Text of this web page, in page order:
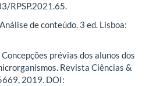
RPSP.2021.65.
de conteúdo. 3 ed. Lisboa:
prévias dos alunos dos
Revista Ciências &
2019. DOI: